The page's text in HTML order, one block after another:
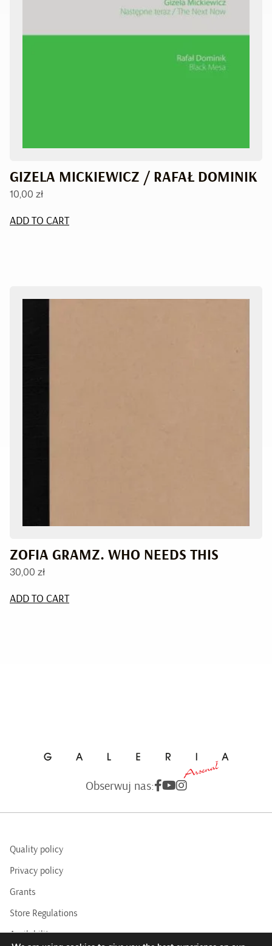
GIZELA MICKIEWICZ / RAFAŁ DOMINIK
10,00 zł
ADD TO CART
ZOFIA GRAMZ. WHO NEEDS THIS
30,00 zł
ADD TO CART
Obserwuj nas:
Quality policy
Privacy policy
Grants
Store Regulations
Availability